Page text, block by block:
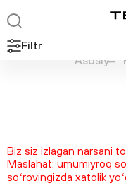
Asosiy
Filtr
Biz siz izlagan narsani
Maslahat: umumiyroq
soʻrovingizda xatolik